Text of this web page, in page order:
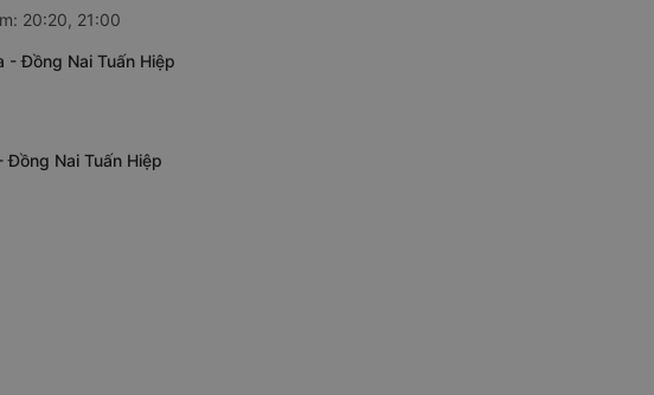
20:20, 21:00
Đồng Nai Tuấn Hiệp
Nai Tuấn Hiệp